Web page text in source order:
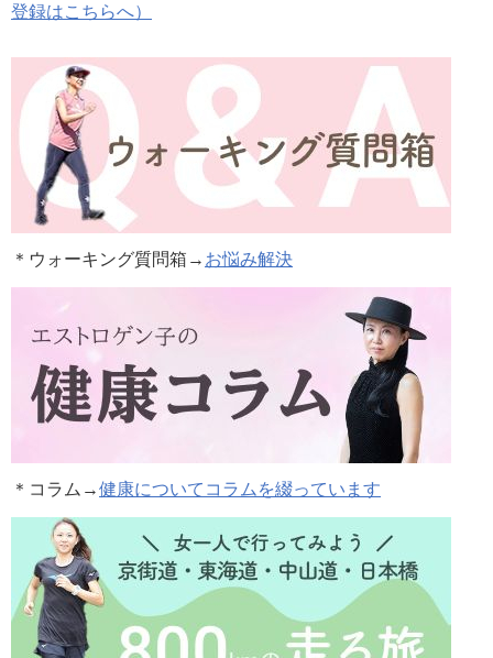
登録はこちらへ）
＊ウォーキング質問箱→ お悩み解決
＊コラム →健康についてコラムを綴っています